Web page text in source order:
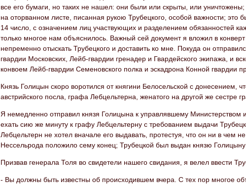
все его бумаги, но таких не нашел: они были или скрыты, или
на оторванном листе, писанная рукою Трубецкого, особой важности; это
14 число, с означением лиц участвующих и разделением обязанностей
только многое нам объяснилось. Важный сей документ я вложил в
непременно отыскать Трубецкого и доставить ко мне. Покуда он
гвардии Московских, Лейб-гвардии гренадер и Гвардейского экипажа, и
конвоем Лейб-гвардии Семеновского полка и эскадрона Конной гвардии
Князь Голицын скоро воротился от княгини Белосельской с донесением,
австрийского посла, графа Лебцельтерна, женатого на другой же сестре
Я немедленно отправил князя Голицына к управлявшему Министерством
ехать сию же минуту к графу Лебцельтерну с требованием выдачи
Лебцельтерн не хотел вначале его выдавать, протестуя, что он ни в чем
Нессельрода положило сему конец; Трубецкой был выдан князю
Призвав генерала Толя во свидетели нашего свидания, я велел ввести
- Вы должны быть известны об происходившем вчера. С тех пор многое